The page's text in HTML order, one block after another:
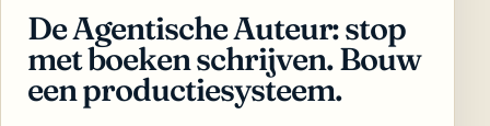
De Agentische Auteur: stop
met boeken schrijven. Bouw
een productiesysteem.